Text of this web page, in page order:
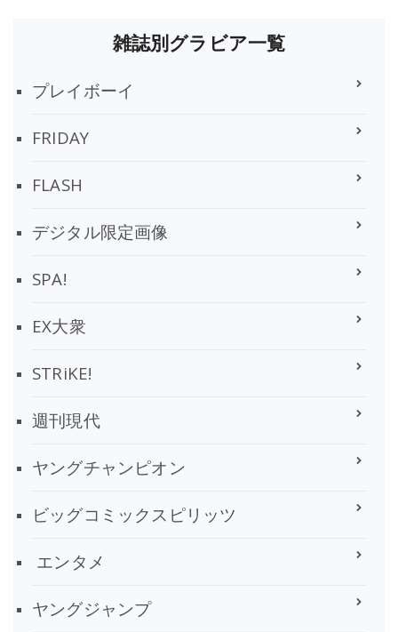
雑誌別グラビア一覧
プレイボーイ
FRIDAY
FLASH
デジタル限定画像
SPA!
EX大衆
STRiKE!
週刊現代
ヤングチャンピオン
ビッグコミックスピリッツ
エンタメ
ヤングジャンプ